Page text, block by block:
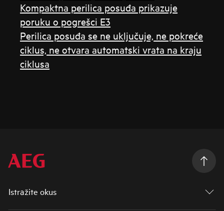
Kompaktna perilica posuđa prikazuje
poruku o pogrešci E3
Perilica posuđa se ne uključuje, ne pokreće
ciklus, ne otvara automatski vrata na kraju
ciklusa
Istražite okus